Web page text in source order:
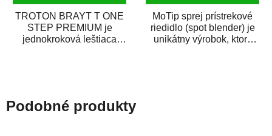
TROTON BRAYT T ONE
STEP PREMIUM je
jednokroková leštiaca
MoTip sprej prístrekové
riedidlo (spot blender) je
unikátny výrobok, ktorý
Podobné produkty